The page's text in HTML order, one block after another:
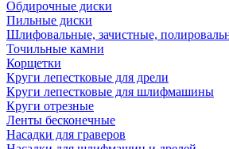
Обдирочные диски
Пильные диски
Шлифовальные, зачистные,
Точильные камни
Корщетки
Круги лепестковые для дрели
Круги лепестковые для шлифмашины
Круги отрезные
Ленты бесконечные
Насадки для граверов